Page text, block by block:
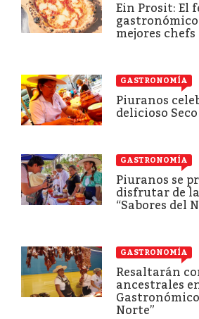
Ein Prosit: El
mejores
GASTRONOMÍA
Piuranos
delicioso
GASTRONOMÍA
Piuranos se
disfrutar de
“Sabores del
GASTRONOMÍA
Resaltarán
ancestrales
Norte”